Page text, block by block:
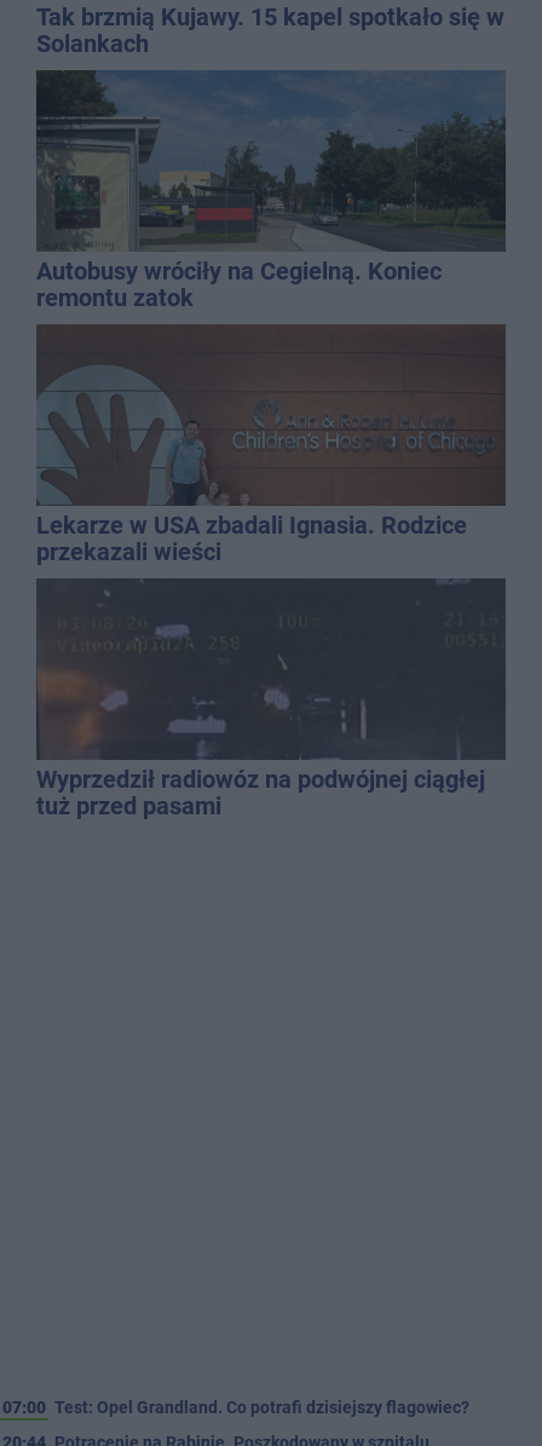
Tak brzmią Kujawy. 15 kapel spotkało się w
Solankach
Autobusy wróciły na Cegielną. Koniec
remontu zatok
Lekarze w USA zbadali Ignasia. Rodzice
przekazali wieści
Wyprzedził radiowóz na podwójnej ciągłej
tuż przed pasami
07:00 Test: Opel Grandland. Co potrafi dzisiejszy flagowiec?